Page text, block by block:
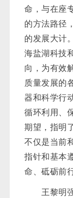
命，与在座
的方法路径
的发展大计
海盐湖科技
向，为有效
质量发展的
器和科学行
循环利用、
期望，指明
不仅是当前
指针和基本
命、砥砺前
王黎明强